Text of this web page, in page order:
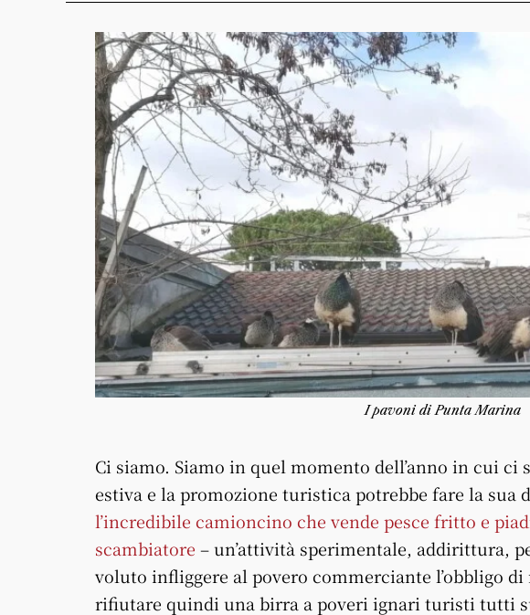
I pavoni di Punta Marina
Ci siamo. Siamo in quel momento dell’anno in cui ci
estiva e la promozione turistica potrebbe fare la sua
l’incredibile camioncino che vende pesce fritto e
scambiatore – un’attività sperimentale, addirittura,
voluto infliggere al povero commerciante l’obbligo
rifiutare quindi una birra a poveri ignari turisti tutti